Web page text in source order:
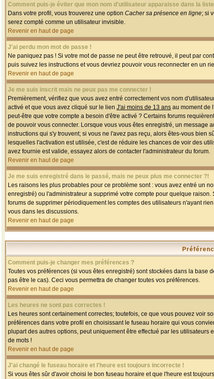
Comment puis-je éviter que mon nom d'utilisateur apparaisse dans la
Dans votre profil, vous trouverez une option Cacher sa présence en ligne; si
serez compté comme un utilisateur invisible.
Revenir en haut de page
J'ai perdu mon mot de passe !
Ne paniquez pas ! Si votre mot de passe ne peut être retrouvé, il peut par
puis suivez les instructions et vous devriez pouvoir vous reconnecter en un
Revenir en haut de page
Je me suis inscrit mais ne peux pas me connecter !
Premièrement, vérifiez que vous avez entré correctement vos nom
activé et que vous avez cliqué sur le lien J'ai moins de 13 ans au moment de
peut-être que votre compte a besoin d'être activé ? Certains forums
de pouvoir vous connecter. Lorsque vous vous êtes enregistré, un
instructions qui s'y trouvent; si vous ne l'avez pas reçu, alors êtes-vous bien
lesquelles l'activation est utilisée, c'est de réduire les chances de voir des
avez fournie est valide, essayez alors de contacter l'administrateur du forum.
Revenir en haut de page
Je me suis enregistré dans le passé, mais ne peux plus me connecter ?!
Les raisons les plus probables pour ce problème sont : vous avez entré un
enregistré) ou l'administrateur a supprimé votre compte pour quelque
forums de supprimer périodiquement les comptes des utilisateurs n'ayant
vous dans les discussions.
Revenir en haut de page
Comment puis-je changer mes préférences ?
Toutes vos préférences (si vous êtes enregistré) sont stockées dans la base
pas être le cas). Ceci vous permettra de changer toutes vos préférences.
Revenir en haut de page
Les heures ne sont pas correctes !
Les heures sont certainement correctes; toutefois, ce que vous pouvez voir
préférences dans votre profil en choisissant le fuseau horaire qui vous
plupart des autres options, peut uniquement être effectué par les
de mots !
Revenir en haut de page
J'ai changé le fuseau horaire et l'heure est toujours incorrecte !
Si vous êtes sûr d'avoir choisi le bon fuseau horaire et que l'heure est